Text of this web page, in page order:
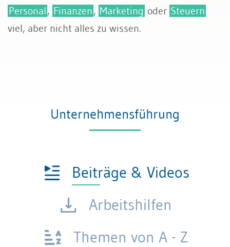
Personal, Finanzen, Marketing oder Steuern
viel, aber nicht alles zu wissen.
Unternehmensführung
Beiträge & Videos
Arbeitshilfen
Themen von A - Z